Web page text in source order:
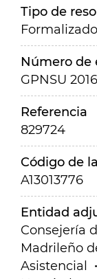
Tipo de
Formalizado
Número de
GPNSU
Referencia
829724
Código de
A13013776
Entidad
Consejería
Madrileño
Asistencial